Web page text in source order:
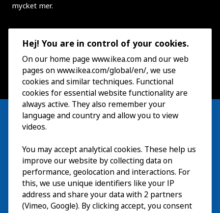
mycket mer.
Besök
Utforska
På gång
Hej! You are in control of your cookies.
On our home page www.ikea.com and our web
pages on www.ikea.com/global/en/, we use
cookies and similar techniques. Functional
cookies for essential website functionality are
always active. They also remember your
language and country and allow you to view
videos.
You may accept analytical cookies. These help us
improve our website by collecting data on
performance, geolocation and interactions. For
this, we use unique identifiers like your IP
address and share your data with 2 partners
(Vimeo, Google). By clicking accept, you consent